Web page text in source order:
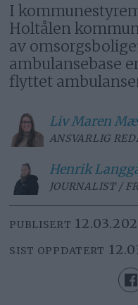
I
Holtålen
av
ambulansebase
flyttet
Liv Maren
ANSVARLIG
Henrik
JOURNALIST /
PUBLISERT
SIST OPPDATERT